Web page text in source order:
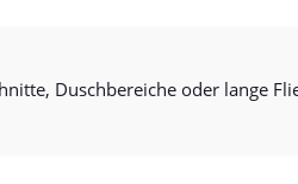
Duschbereiche oder lange